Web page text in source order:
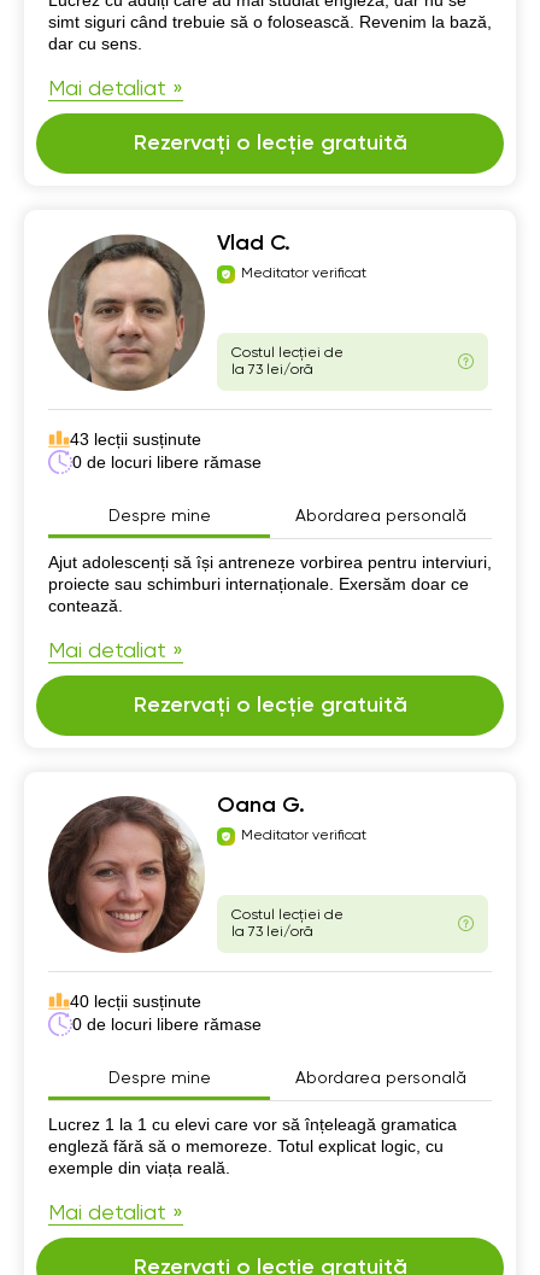
simt siguri când trebuie să o folosească. Revenim la bază,
dar cu sens.
Mai detaliat »
Rezervați o lecție gratuită
Vlad C.
Meditator verificat
Costul lecției de
la 73 lei/oră
43 lecții susținute
0 de locuri libere rămase
Despre mine Abordarea personală
Despre mine
Ajut adolescenți să își antreneze vorbirea pentru interviuri,
proiecte sau schimburi internaționale. Exersăm doar ce
contează.
Mai detaliat »
Rezervați o lecție gratuită
Oana G.
Meditator verificat
Costul lecției de
la 73 lei/oră
40 lecții susținute
0 de locuri libere rămase
Despre mine Abordarea personală
Despre mine
Lucrez 1 la 1 cu elevi care vor să înțeleagă gramatica
engleză fără să o memoreze. Totul explicat logic, cu
exemple din viața reală.
Mai detaliat »
Rezervați o lecție gratuită